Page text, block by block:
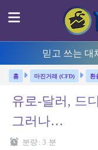
믿고 쓰는 대
마진거래 (CFD) 환
유로-달러, 드
그러나…
분량: 3 분